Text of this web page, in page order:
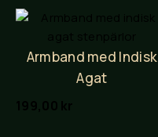
Armband med Indisk
Agat